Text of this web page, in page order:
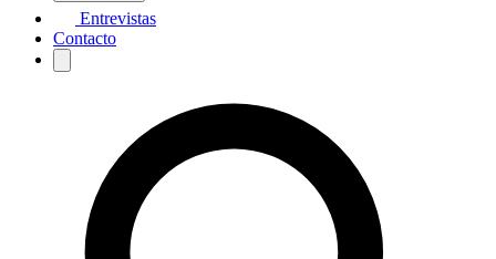
Entrevistas
Contacto